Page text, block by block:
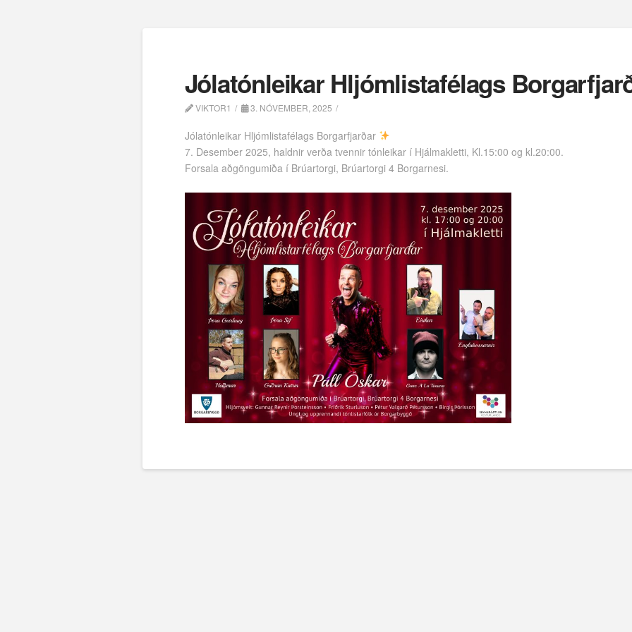
Jólatónleikar Hljómlistafélags
VIKTOR1 3. NÓVEMBER, 2025
Jólatónleikar Hljómlistafélags Borgarfjarðar
7. Desember 2025, haldnir verða tvennir tónleikar í Hjálmakletti, Kl.15:00 og kl.20:00.
Forsala aðgöngumiða í Brúartorgi, Brúartorgi 4 Borgarnesi.